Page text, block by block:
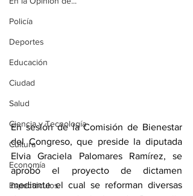
Policía
Deportes
Educación
Ciudad
Salud
Ciencia y Tecnología
Cultura
Economía
Espectáculos
En sesión de la Comisión de Bienestar
del Congreso, que preside la diputada
Elvia Graciela Palomares Ramírez, se
aprobó el proyecto de dictamen
mediante el cual se reforman diversas